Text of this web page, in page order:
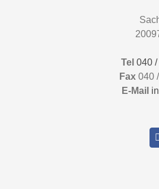
Tel 040
Fax 040
E-Mail